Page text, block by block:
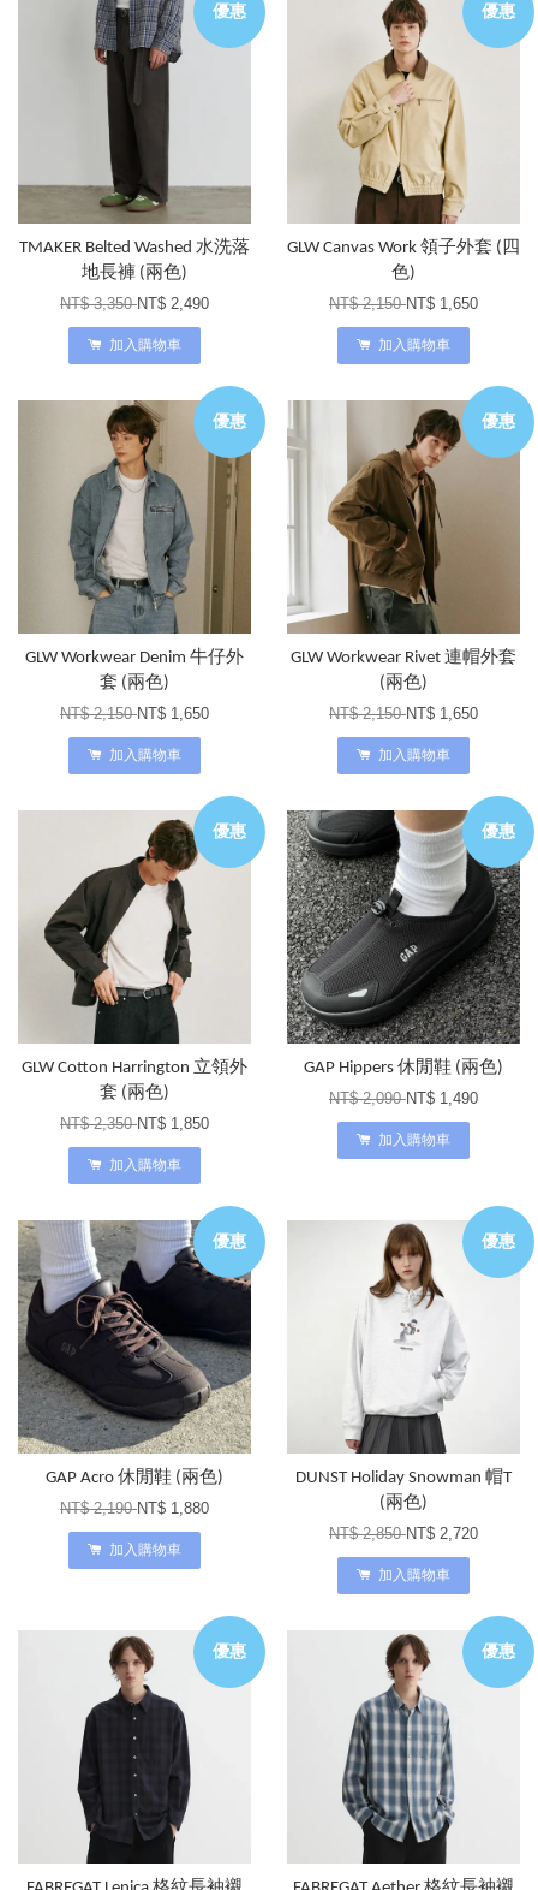
優惠
TMAKER Belted Washed 水洗落
地長褲 (兩色)
NT$ 3,350NT$ 2,490
加入購物車
優惠
GLW Canvas Work 領子外套 (四
色)
NT$ 2,150NT$ 1,650
加入購物車
優惠
GLW Workwear Denim 牛仔外
套 (兩色)
NT$ 2,150NT$ 1,650
加入購物車
優惠
GLW Workwear Rivet 連帽外套
(兩色)
NT$ 2,150NT$ 1,650
加入購物車
優惠
GLW Cotton Harrington 立領外
套 (兩色)
NT$ 2,350NT$ 1,850
加入購物車
優惠
GAP Hippers 休閒鞋 (兩色)
NT$ 2,090NT$ 1,490
加入購物車
優惠
GAP Acro 休閒鞋 (兩色)
NT$ 2,190NT$ 1,880
加入購物車
優惠
DUNST Holiday Snowman 帽T
(兩色)
NT$ 2,850NT$ 2,720
加入購物車
優惠 優惠